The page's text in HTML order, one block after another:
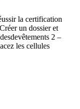
la certification
un dossier et
2 –
les cellules